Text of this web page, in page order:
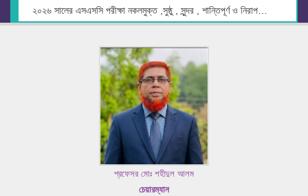
প্রফেসর মোঃ শহীদুল আলম
চেয়ারম্যান